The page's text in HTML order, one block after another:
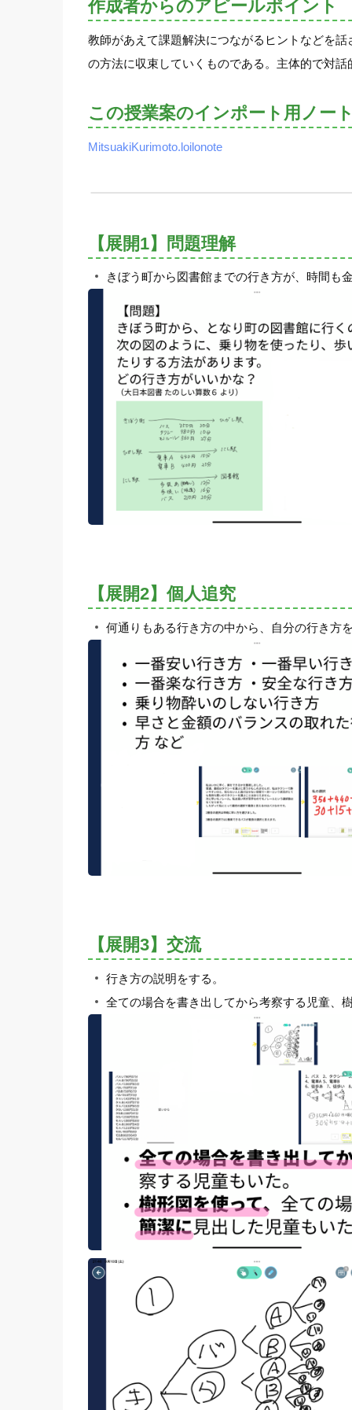
作成者からのアピールポイント
教師があえて課題解決につながるヒントなどを
の方法に収束していくものである。主体的で対
この授業案のインポート用ノー
MitsuakiKurimoto.loilonote
【展開1】問題理解
きぼう町から図書館までの行き方が、時間も
【展開2】個人追究
何通りもある行き方の中から、自分の行き方
【展開3】交流
行き方の説明をする。
全ての場合を書き出してから考察する児童、